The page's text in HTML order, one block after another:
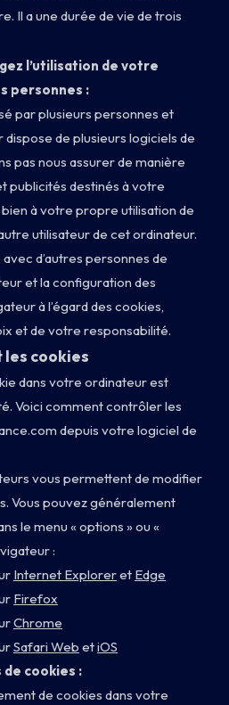
Il a une durée de vie de trois
l’utilisation de votre
personnes :
par plusieurs personnes et
dispose de plusieurs logiciels de
pas nous assurer de manière
publicités destinés à votre
à votre propre utilisation de
utilisateur de cet ordinateur.
d’autres personnes de
et la configuration des
à l’égard des cookies,
et de votre responsabilité.
les cookies
dans votre ordinateur est
Voici comment contrôler les
depuis votre logiciel de
vous permettent de modifier
Vous pouvez généralement
le menu « options » ou «
:
Internet Exploreret Edge
Firefox
Chrome
Safari Web etiOS
cookies :
de cookies dans votre